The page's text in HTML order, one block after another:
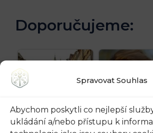
Spravovat Souhlas
Abychom poskytli co nejlepší
ukládání a/nebo přístupu k
Doporučujeme:
Pohotovost Praha
3 -…
Pohotovost
10 -…